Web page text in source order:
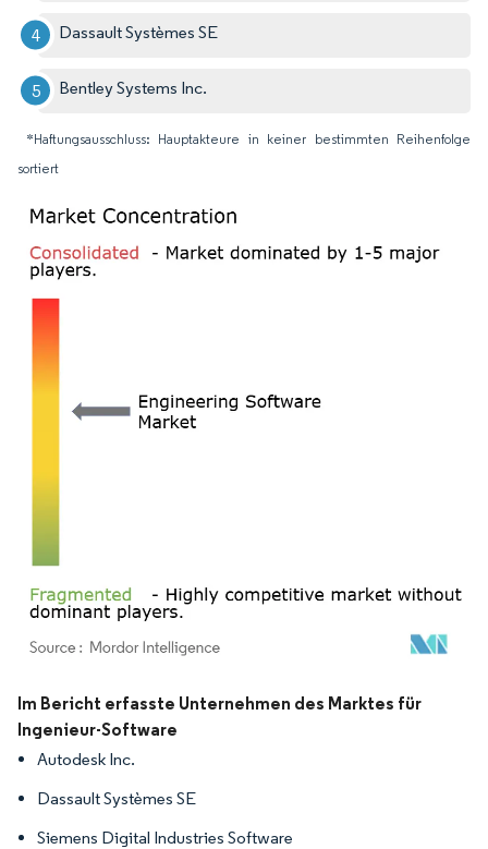
Dassault Systèmes SE
Bentley Systems Inc.
*Haftungsausschluss: Hauptakteure in keiner bestimmten Reihenfolge
sortiert
Bild © Mordor Intelligence. Wiederverwendung erfordert Namensnennung
Im Bericht erfasste Unternehmen des Marktes für
Ingenieur-Software
Autodesk Inc.
Dassault Systèmes SE
Siemens Digital Industries Software